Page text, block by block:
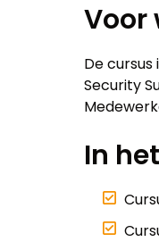
Voor
De
Security
In